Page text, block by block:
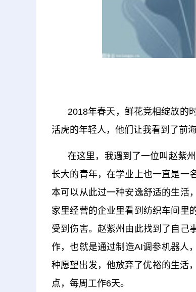
2018年春天，鲜花竞相绽放的
活虎的年轻人，他们让我看到了前
在这里，我遇到了一位叫赵紫
长大的青年，在学业上也一直是一
本可以从此过一种安逸舒适的生活
家里经营的企业里看到纺织车间里
受到伤害。赵紫州由此找到了自己
作，也就是通过制造AI调参机器人
种愿望出发，他放弃了优裕的生活
点，每周工作6天。